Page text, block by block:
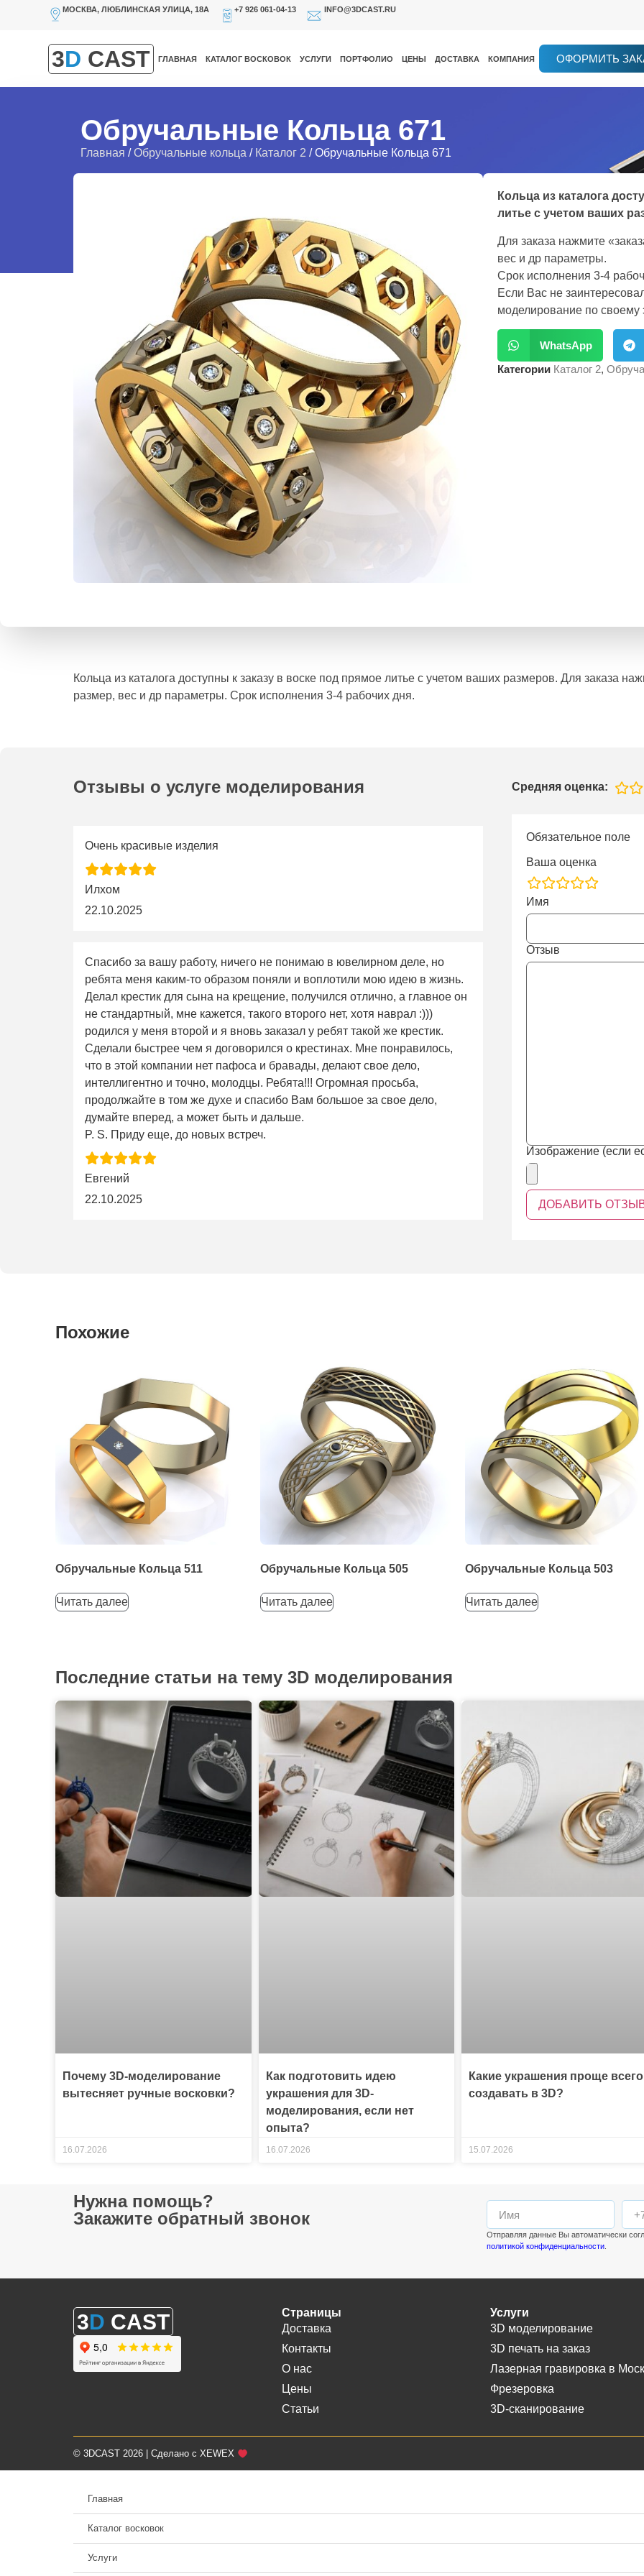
МОСКВА, ЛЮБЛИНСКАЯ УЛИЦА, 18А +7 926 061-04-13 INFO@3DCAST.RU
3D CAST ГЛАВНАЯ КАТАЛОГ ВОСКОВОК УСЛУГИ ПОРТФОЛИО ЦЕНЫ ДОСТАВКА КОМПАНИЯ ОФОРМИТЬ
Обручальные Кольца 671
Главная /Обручальные кольца / Каталог 2 / Обручальные Кольца 671
Кольца из каталога
литье с учетом ваших
Для заказа нажмите
вес и др параметры.
Срок исполнения 3-4
Если Вас не
моделирование по своему
WhatsApp
Категории Каталог 2,
Кольца из каталога доступны к заказу в воске под прямое литье с учетом ваших размеров. Для заказа
размер, вес и др параметры. Срок исполнения 3-4 рабочих дня.
Отзывы о услуге моделирования Средняя оценка:
Очень красивые изделия
Илхом
22.10.2025
Спасибо за вашу работу, ничего не понимаю в ювелирном деле, но
ребята меня каким-то образом поняли и воплотили мою идею в жизнь.
Делал крестик для сына на крещение, получился отлично, а главное он
не стандартный, мне кажется, такого второго нет, хотя наврал :)))
родился у меня второй и я вновь заказал у ребят такой же крестик.
Сделали быстрее чем я договорился о крестинах. Мне понравилось,
что в этой компании нет пафоса и бравады, делают свое дело,
интеллигентно и точно, молодцы. Ребята!!! Огромная просьба,
продолжайте в том же духе и спасибо Вам большое за свое дело,
думайте вперед, а может быть и дальше.
P. S. Приду еще, до новых встреч.
Евгений
22.10.2025
Обязательное поле
Ваша оценка
rating
fields
Имя
Отзыв
Изображение (если
Похожие
Обручальные Кольца 511
Читать далее
Обручальные Кольца 505
Читать далее
Обручальные Кольца 503
Читать далее
Последние статьи на тему 3D моделирования
Почему 3D-моделирование
вытесняет ручные восковки?
16.07.2026
Как подготовить идею
украшения для 3D-
моделирования, если нет
опыта?
16.07.2026
Какие украшения проще всего
создавать в 3D?
15.07.2026
Нужна помощь?
Закажите обратный звонок
Отправляя данные Вы автоматически
политикой конфиденциальности.
3D CAST
Страницы
Доставка
Контакты
О нас
Цены
Статьи
Услуги
3D моделирование
3D печать на заказ
Лазерная гравировка в
Фрезеровка
3D-сканирование
© 3DCAST 2026 | Сделано с XEWEX
Главная
Каталог восковок
Услуги